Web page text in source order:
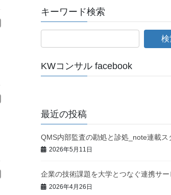
キーワード検索
KWコンサル facebook
最近の投稿
QMS内部監査の勘処と診処_note連載ス
2026年5月11日
企業の技術課題を大学とつなぐ連携サー
2026年4月26日